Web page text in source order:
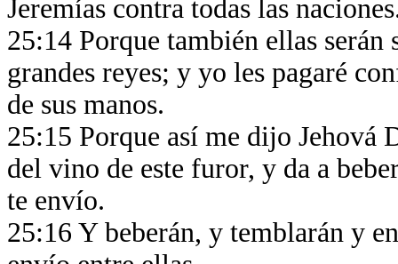
Jeremías contra todas las
25:14 Porque también ellas serán
grandes reyes; y yo les pagaré
de sus manos.
25:15 Porque así me dijo Jehová
del vino de este furor, y da a
te envío.
25:16 Y beberán, y temblarán y